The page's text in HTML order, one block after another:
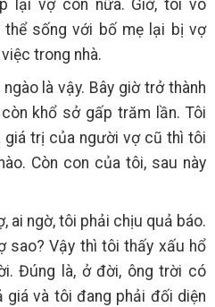
lại vợ con nữa. Giờ, tôi vô
thể sống với bố mẹ lại bị vợ
trong nhà.
là vậy. Bây giờ trở thành
khổ sở gấp trăm lần. Tôi
giá trị của người vợ cũ thì tôi
Còn con của tôi, sau này
ai ngờ, tôi phải chịu quả báo.
sao? Vậy thì tôi thấy xấu hổ
Đúng là, ở đời, ông trời có
giá và tôi đang phải đối diện